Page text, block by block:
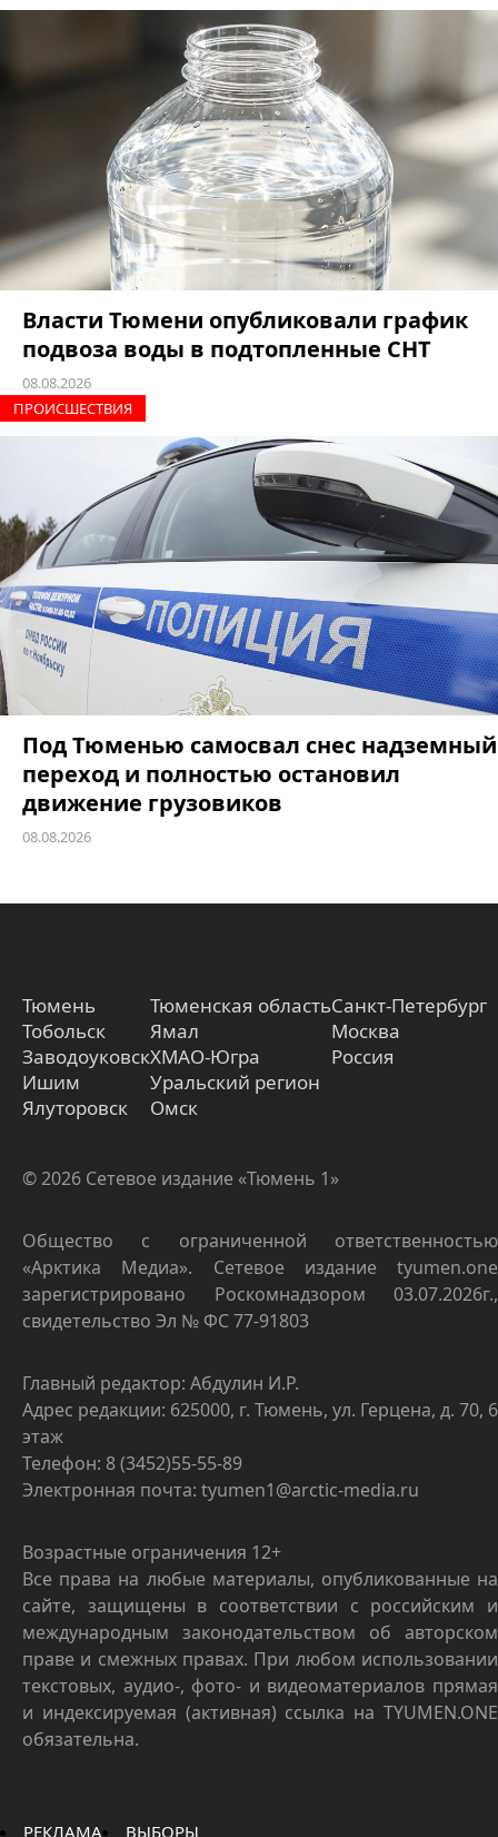
Власти Тюмени опубликовали график
подвоза воды в подтопленные СНТ
08.08.2026
ПРОИCШЕСТВИЯ
Под Тюменью самосвал снес надземный
переход и полностью остановил
движение грузовиков
08.08.2026
Тюмень
Тобольск
Заводоуковск
Ишим
Ялуторовск
Тюменская область
Ямал
ХМАО-Югра
Уральский регион
Омск
Санкт-Петербург
Москва
Россия
© 2026 Сетевое издание «Тюмень 1»
Общество с ограниченной ответственностью
«Арктика Медиа». Сетевое издание tyumen.one
зарегистрировано Роскомнадзором 03.07.2026г.,
свидетельство Эл № ФС 77-91803
Главный редактор: Абдулин И.Р.
Адрес редакции: 625000, г. Тюмень, ул. Герцена, д. 70, 6
этаж
Телефон: 8 (3452)55-55-89
Электронная почта: tyumen1@arctic-media.ru
Возрастные ограничения 12+
Все права на любые материалы, опубликованные на
сайте, защищены в соответствии с российским и
международным законодательством об авторском
праве и смежных правах. При любом использовании
текстовых, аудио-, фото- и видеоматериалов прямая
и индексируемая (активная) ссылка на TYUMEN.ONE
обязательна.
РЕКЛАМА ВЫБОРЫ